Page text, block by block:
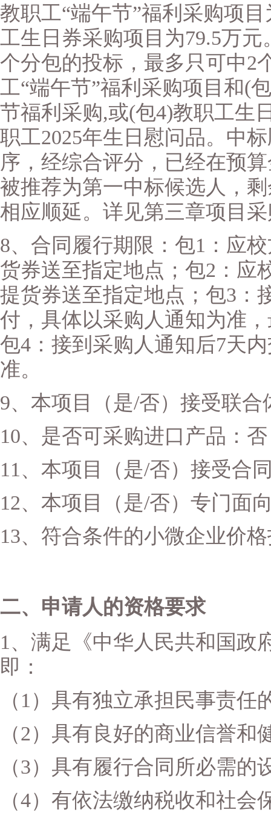
教职工“端午节”福利采购项
工生日券采购项目为79.5万
个分包的投标，最多只可中2
工“端午节”福利采购项目和(
节福利采购,或(包4)教职工生
职工2025年生日慰问品。中
序，经综合评分，已经在预
被推荐为第一中标候选人，
相应顺延。详见第三章项目
8、合同履行期限：包1：应
货券送至指定地点；包2：应
提货券送至指定地点；包3：
付，具体以采购人通知为准
包4：接到采购人通知后7天
准。
9、本项目（是/否）接受联合
10、是否可采购进口产品：否
11、本项目（是/否）接受合
12、本项目（是/否）专门面
13、符合条件的小微企业价
二、申请人的资格要求
1、满足《中华人民共和国政
即：
（ 1）具有独立承担民事责任
（2）具有良好的商业信誉和
（3）具有履行合同所必需的
（4）有依法缴纳税收和社会